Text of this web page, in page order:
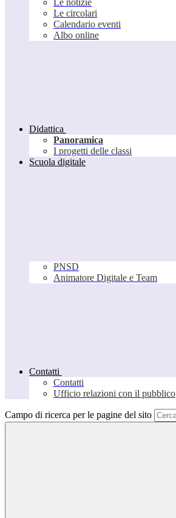
Le notizie
Le circolari
Calendario eventi
Albo online
Didattica
Panoramica
I progetti delle classi
Scuola digitale
PNSD
Animatore Digitale e Team
Contatti
Contatti
Ufficio relazioni con il pubblico
Campo di ricerca per le pagine del sito